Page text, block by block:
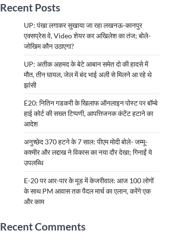
Recent Posts
UP: पंखा लगाकर सुखाया जा रहा लखनऊ-कानपुर
एक्सप्रेस वे, Video शेयर कर अखिलेश का तंज; बोले-
जोखिम कौन उठाएगा?
UP: अतीक अहमद के बेटे आबान समेत दो की हादसे में
मौत, तीन घायल, जेल में बंद भाई अली से मिलने आ रहे थे
झांसी
E20: नितिन गडकरी के खिलाफ ऑनलाइन पोस्ट पर बॉम्बे
हाई कोर्ट की सख्त टिप्पणी, आपत्तिजनक कंटेंट हटाने का
आदेश
अनुच्छेद 370 हटने के 7 साल: पीएम मोदी बोले- जम्मू-
कश्मीर और लद्दाख ने विकास का नया दौर देखा; गिनाईं ये
उपलब्धि
E-20 पर आर-पार के मूड में केजरीवाल: आज 100 लोगों
के साथ PM आवास तक पैदल मार्च का एलान, करेंगे एक
और काम
Recent Comments